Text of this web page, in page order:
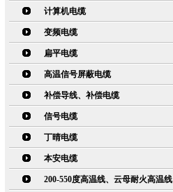
计算机电缆
变频电缆
扁平电缆
高温信号屏蔽电缆
补偿导线、补偿电缆
信号电缆
丁晴电缆
本安电缆
200-550度高温线、云母耐火高温线